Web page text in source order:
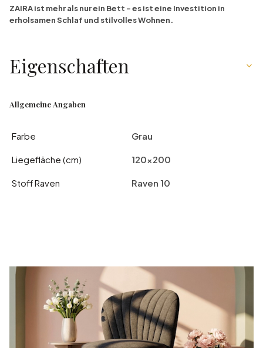
ZAIRA ist mehr als nur ein Bett – es ist eine Investition in
erholsamen Schlaf und stilvolles Wohnen.
Eigenschaften
Allgemeine Angaben
Farbe Grau
Liegefläche (cm) 120x200
Stoff Raven Raven 10